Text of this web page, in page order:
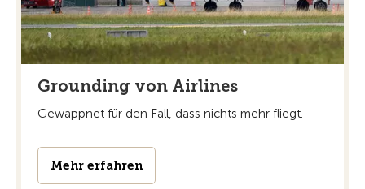
Grounding von Airlines
Gewappnet für den Fall, dass nichts mehr fliegt.
Mehr erfahren